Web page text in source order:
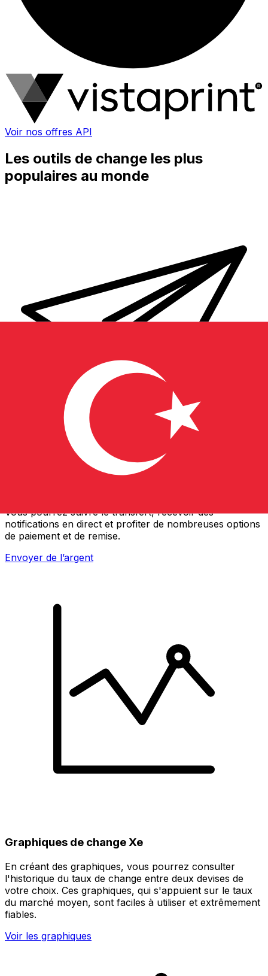
Voir nos offres API
Les outils de change les plus
populaires au monde
Transferts d'argent internationaux avec Xe
Vous pourrez suivre le transfert, recevoir des
notifications en direct et profiter de nombreuses options
de paiement et de remise.
Envoyer de l’argent
Graphiques de change Xe
En créant des graphiques, vous pourrez consulter
l'historique du taux de change entre deux devises de
votre choix. Ces graphiques, qui s'appuient sur le taux
du marché moyen, sont faciles à utiliser et extrêmement
fiables.
Voir les graphiques